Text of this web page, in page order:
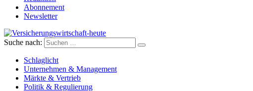
Abonnement
Newsletter
Versicherungswirtschaft-heute
Suche nach:
Schlaglicht
Unternehmen & Management
Märkte & Vertrieb
Politik & Regulierung